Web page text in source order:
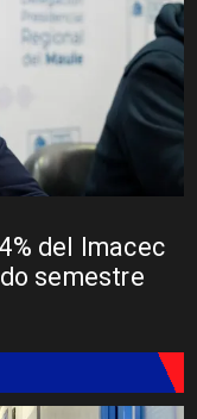
del Imacec
semestre